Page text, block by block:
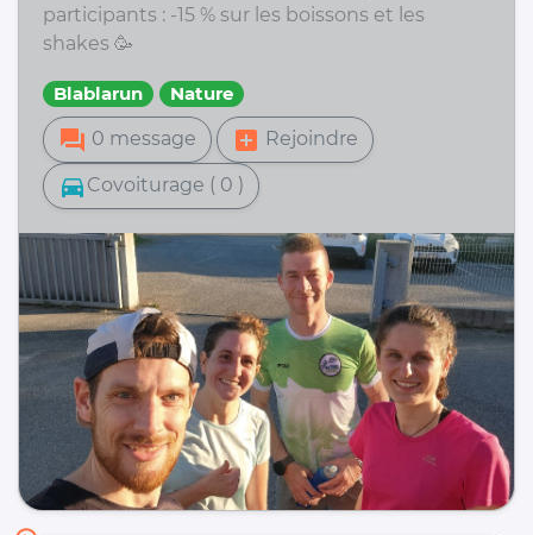
participants : -15 % sur les boissons et les
shakes 🥳
Blablarun Nature
forum 0 message add_box Rejoindre
directions_car Covoiturage ( 0 )